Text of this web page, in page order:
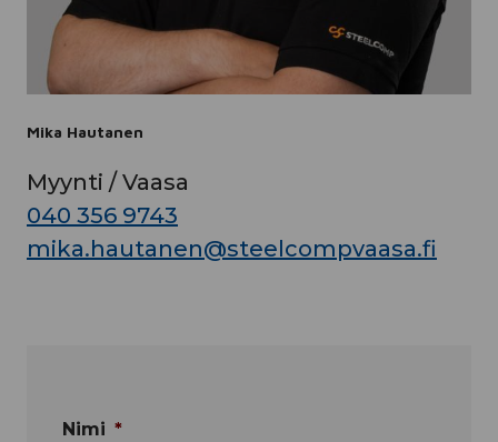
Mika Hautanen
Myynti / Vaasa
040 356 9743
mika.hautanen@steelcompvaasa.fi
Nimi *